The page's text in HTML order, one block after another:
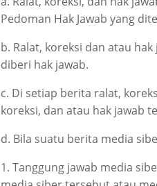
Pedoman Hak Jawab yang
b. Ralat, koreksi dan atau
diberi hak jawab.
c. Di setiap berita ralat,
koreksi, dan atau hak jawab
d. Bila suatu berita media
1. Tanggung jawab media